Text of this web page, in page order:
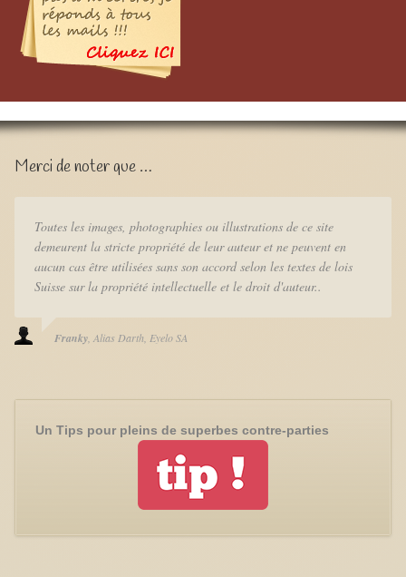
Merci de noter que …
Toutes les images, photographies ou illustrations de ce site
demeurent la stricte propriété de leur auteur et ne peuvent en
aucun cas être utilisées sans son accord selon les textes de lois
Suisse sur la propriété intellectuelle et le droit d'auteur..
Franky Alias Darth Eyelo SA
Un Tips pour pleins de superbes contre-parties